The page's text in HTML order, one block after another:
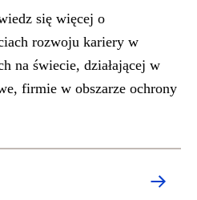
się więcej o
rozwoju kariery w
na świecie, działającej w
firmie w obszarze ochrony